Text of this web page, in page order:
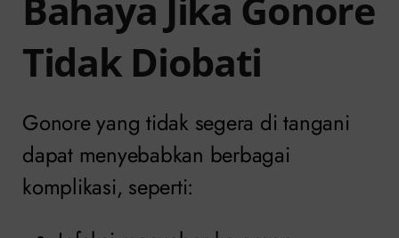
Tidak Diobati
Gonore yang tidak segera di tangani
dapat menyebabkan berbagai
komplikasi, seperti: